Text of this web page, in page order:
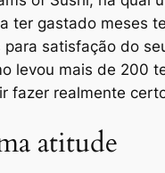
ter gastado meses
para satisfação do
levou mais de 200
fazer realmente
atitude